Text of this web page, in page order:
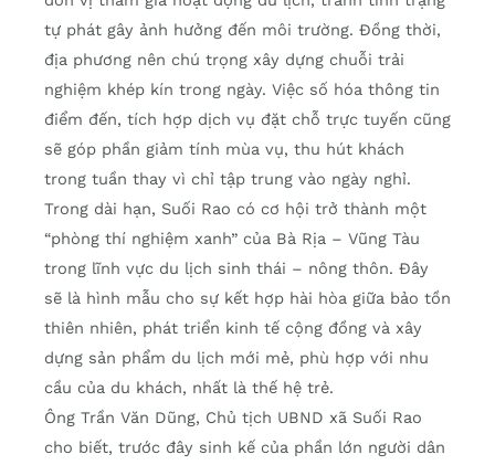
tự phát gây ảnh hưởng đến môi trường. Đồng thời,
địa phương nên chú trọng xây dựng chuỗi trải
nghiệm khép kín trong ngày. Việc số hóa thông tin
điểm đến, tích hợp dịch vụ đặt chỗ trực tuyến cũng
sẽ góp phần giảm tính mùa vụ, thu hút khách
trong tuần thay vì chỉ tập trung vào ngày nghỉ.
Trong dài hạn, Suối Rao có cơ hội trở thành một
“phòng thí nghiệm xanh” của Bà Rịa – Vũng Tàu
trong lĩnh vực du lịch sinh thái – nông thôn. Đây
sẽ là hình mẫu cho sự kết hợp hài hòa giữa bảo tồn
thiên nhiên, phát triển kinh tế cộng đồng và xây
dựng sản phẩm du lịch mới mẻ, phù hợp với nhu
cầu của du khách, nhất là thế hệ trẻ.
Ông Trần Văn Dũng, Chủ tịch UBND xã Suối Rao
cho biết, trước đây sinh kế của phần lớn người dân